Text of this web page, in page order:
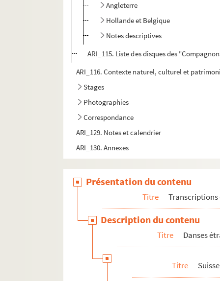
Angleterre
Hollande et Belgique
Notes descriptives
ARI_115. Liste des disques des
ARI_116. Contexte naturel, culturel et
Stages
Photographies
Correspondance
ARI_129. Notes et calendrier
ARI_130. Annexes
Présentation du contenu
Titre Transcriptions
Description du contenu
Titre Danses
Titre Suisse